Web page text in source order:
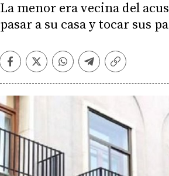
La menor era vecina del
pasar a su casa y tocar sus
Facebook
TwitterWhatsapp
Telegram
Copiar